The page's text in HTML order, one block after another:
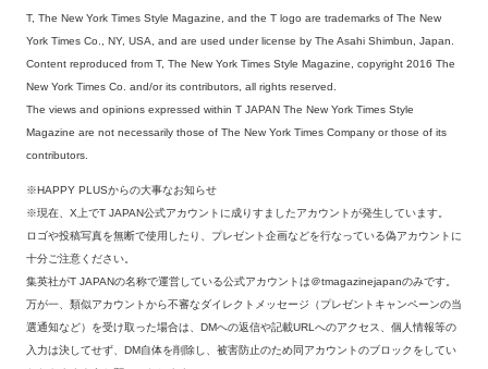
T, The New York Times Style Magazine, and the T logo are trademarks of The New
York Times Co., NY, USA, and are used under license by The Asahi Shimbun, Japan.
Content reproduced from T, The New York Times Style Magazine, copyright 2016 The
New York Times Co. and/or its contributors, all rights reserved.
The views and opinions expressed within T JAPAN The New York Times Style
Magazine are not necessarily those of The New York Times Company or those of its
contributors.
※HAPPY PLUSからの大事なお知らせ
※現在、X上でT JAPAN公式アカウントに成りすましたアカウントが発生しています。
ロゴや投稿写真を無断で使用したり、プレゼント企画などを行なっている偽アカウントに
十分ご注意ください。
集英社がT JAPANの名称で運営している公式アカウントは＠tmagazinejapanのみです。
万が一、類似アカウントから不審なダイレクトメッセージ（プレゼントキャンペーンの当
選通知など）を受け取った場合は、DMへの返信や記載URLへのアクセス、個人情報等の
入力は決してせず、DM自体を削除し、被害防止のため同アカウントのブロックをしてい